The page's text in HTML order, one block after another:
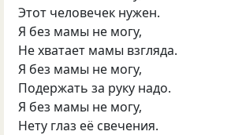
Этот человечек нужен.
Я без мамы не могу,
Не хватает мамы взгляда.
Я без мамы не могу,
Подержать за руку надо.
Я без мамы не могу,
Нету глаз её свечения.